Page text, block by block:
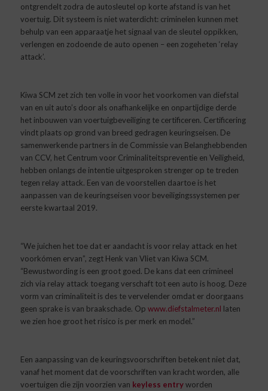
ontgrendelt zodra de autosleutel op korte afstand is van het
voertuig. Dit systeem is niet waterdicht: criminelen kunnen met
behulp van een apparaatje het signaal van de sleutel oppikken,
verlengen en zodoende de auto openen – een zogeheten ‘relay
attack’.
Kiwa SCM zet zich ten volle in voor het voorkomen van diefstal
van en uit auto’s door als onafhankelijke en onpartijdige derde
het inbouwen van voertuigbeveiliging te certificeren. Certificering
vindt plaats op grond van breed gedragen keuringseisen. De
samenwerkende partners in de Commissie van Belanghebbenden
van CCV, het Centrum voor Criminaliteitspreventie en Veiligheid,
hebben onlangs de intentie uitgesproken strenger op te treden
tegen relay attack. Een van de voorstellen daartoe is het
aanpassen van de keuringseisen voor beveiligingssystemen per
eerste kwartaal 2019.
“We juichen het toe dat er aandacht is voor relay attack en het
voorkómen ervan”, zegt Henk van Vliet van Kiwa SCM.
“Bewustwording is een groot goed. De kans dat een crimineel
zich via relay attack toegang verschaft tot een auto is hoog. Deze
vorm van criminaliteit is des te vervelender omdat er doorgaans
geen sprake is van braakschade. Op www.diefstalmeter.nl laten
we zien hoe groot het risico is per merk en model.”
Een aanpassing van de keuringsvoorschriften betekent niet dat,
vanaf het moment dat de voorschriften van kracht worden, alle
voertuigen die zijn voorzien van keyless entry worden